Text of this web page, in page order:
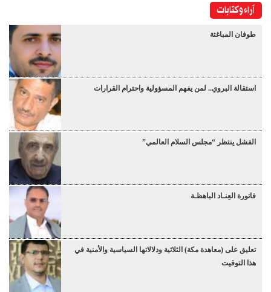
آراء وكتابات
طوفان المباغتة
استقالة البروي.. لمن يفهم المسؤولية واحترام القرارات
الفشل ينتظر “مجلس السلام العالمي”
فاتورة العِنـاد الباهظـة
تعليق على (معاهدة مكة) الثلاثية ودلالاتها السياسية والأمنية في
هذا التوقيت